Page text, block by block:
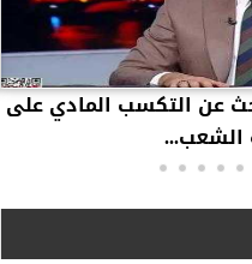
عن التكسب المادي على